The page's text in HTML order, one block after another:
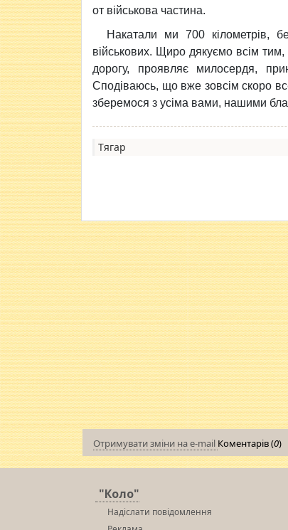
от військова частина.
Накатали ми 700 кілометрів,
військових. Щиро дякуємо всім
дорогу, проявляє милосердя,
Сподіваюсь, що вже зовсім скоро
зберемося з усіма вами, нашими
Тягар
Отримувати зміни на e-mail Коментарів (0)
"Коло"
Надіслати повідомлення